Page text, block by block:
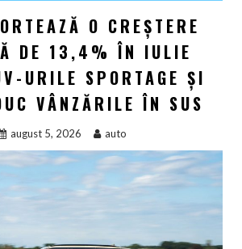
O CREȘTERE
DE 13,4% ÎN IULIE
URILE SPORTAGE ȘI
VÂNZĂRILE ÎN SUS
august 5, 2026 auto